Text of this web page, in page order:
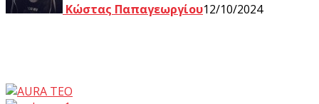
Κώστας Παπαγεωργίου12/10/2024